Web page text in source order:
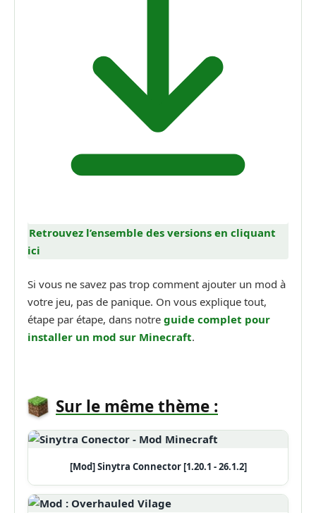
Retrouvez l’ensemble des versions en cliquant
ici
Si vous ne savez pas trop comment ajouter un mod à
votre jeu, pas de panique. On vous explique tout,
étape par étape, dans notre guide complet pour
installer un mod sur Minecraft.
Sur le même thème :
[Mod] Sinytra Connector [1.20.1 - 26.1.2]